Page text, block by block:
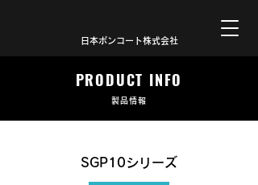
日本ボンコート株式会社
PRODUCT INFO
製品情報
SGP10シリーズ